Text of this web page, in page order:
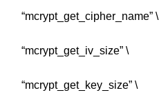
“mcrypt_get_cipher_name” \
“mcrypt_get_iv_size” \
“mcrypt_get_key_size” \